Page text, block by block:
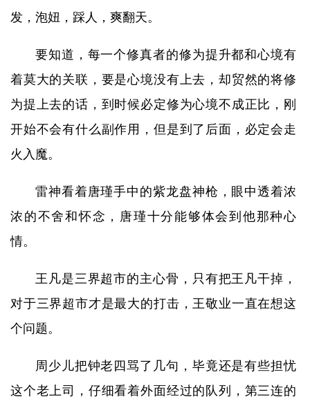
发，泡妞，踩人，爽翻天。
要知道，每一个修真者的修为提升都和心境有
着莫大的关联，要是心境没有上去，却贸然的将修
为提上去的话，到时候必定修为心境不成正比，刚
开始不会有什么副作用，但是到了后面，必定会走
火入魔。
雷神看着唐瑾手中的紫龙盘神枪，眼中透着浓
浓的不舍和怀念，唐瑾十分能够体会到他那种心
情。
王凡是三界超市的主心骨，只有把王凡干掉，
对于三界超市才是最大的打击，王敬业一直在想这
个问题。
周少儿把钟老四骂了几句，毕竟还是有些担忧
这个老上司，仔细看着外面经过的队列，第三连的